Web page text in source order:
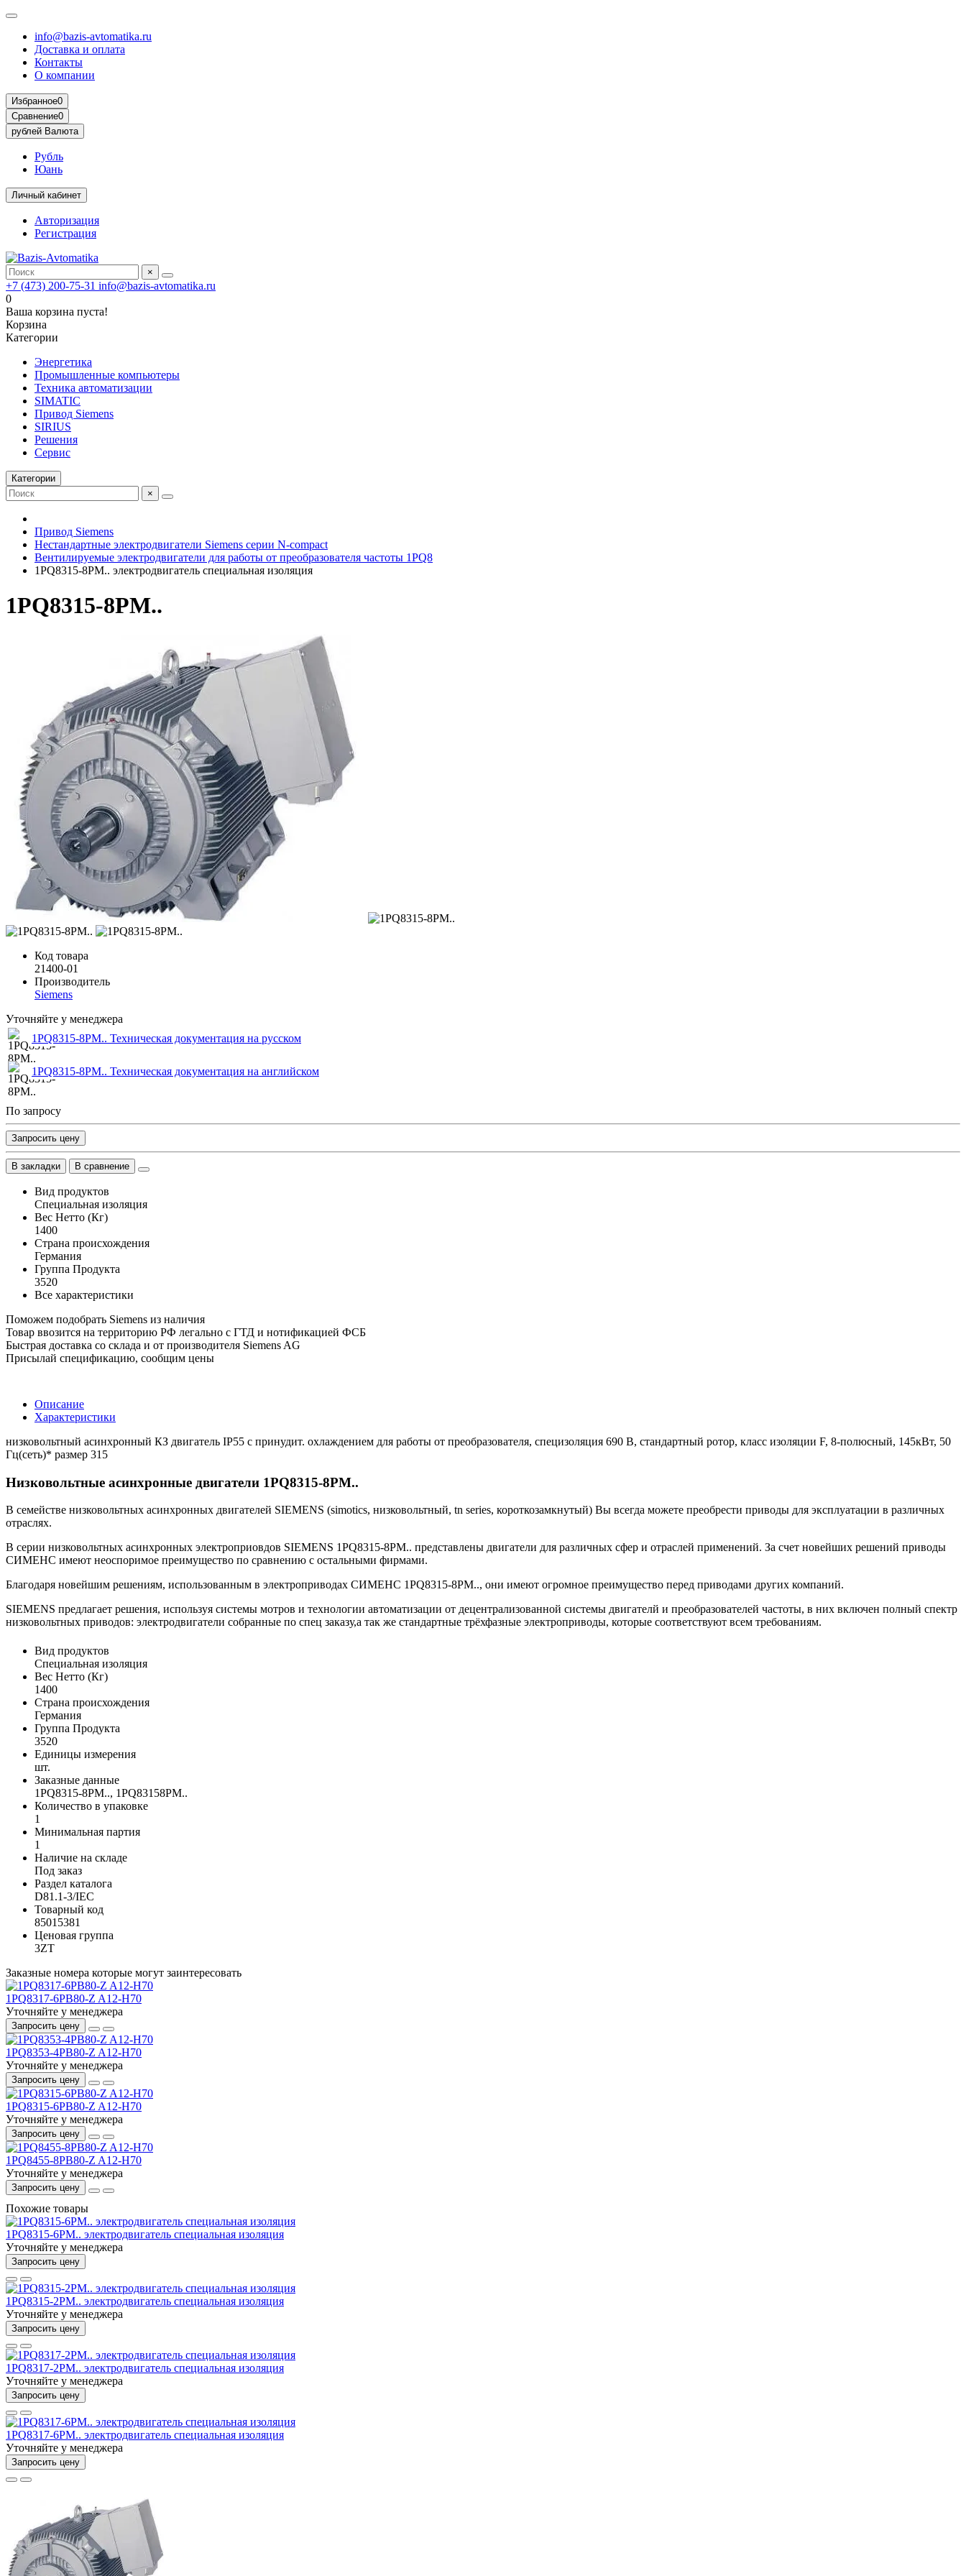
info@bazis-avtomatika.ru
Доставка и оплата
Контакты
О компании
Избранное0
Сравнение0
рублей Валюта
Рубль
Юань
Личный кабинет
Авторизация
Регистрация
×
+7 (473) 200-75-31 info@bazis-avtomatika.ru
0
Ваша корзина пуста!
Корзина
Категории
Энергетика
Промышленные компьютеры
Техника автоматизации
SIMATIC
Привод Siemens
SIRIUS
Решения
Сервис
Категории
×
Привод Siemens
Нестандартные электродвигатели Siemens серии N-compact
Вентилируемые электродвигатели для работы от преобразователя частоты 1PQ8
1PQ8315-8PM.. электродвигатель специальная изоляция
1PQ8315-8PM..
Код товара
21400-01
Производитель
Siemens
Уточняйте у менеджера
1PQ8315-8PM.. Техническая документация на русском
1PQ8315-8PM.. Техническая документация на английском
По запросу
Запросить цену
В закладки В сравнение
Вид продуктов
Специальная изоляция
Вес Нетто (Кг)
1400
Страна происхождения
Германия
Группа Продукта
3520
Все характеристики
Поможем подобрать Siemens из наличия
Товар ввозится на территорию РФ легально с ГТД и нотификацией ФСБ
Быстрая доставка со склада и от производителя Siemens AG
Присылай спецификацию, сообщим цены
Описание
Характеристики
низковольтный асинхронный КЗ двигатель IP55 с принудит. охлаждением для работы от преобразователя, специзоляция 690 В, стандартный ротор, класс изоляции F, 8-полюсный, 145кВт, 50
Гц(сеть)* размер 315
Низковольтные асинхронные двигатели 1PQ8315-8PM..
В семействе низковольтных асинхронных двигателей SIEMENS (simotics, низковольтный, tn series, короткозамкнутый) Вы всегда можете преобрести приводы для эксплуатации в различных
отраслях.
В серии низковольтных асинхронных электроприовдов SIEMENS 1PQ8315-8PM.. представлены двигатели для различных сфер и отраслей применений. За счет новейших решений приводы
СИМЕНС имеют неоспоримое преимущество по сравнению с остальными фирмами.
Благодаря новейшим решениям, использованным в электроприводах СИМЕНС 1PQ8315-8PM.., они имеют огромное преимущество перед приводами других компаний.
SIEMENS предлагает решения, используя системы мотров и технологии автоматизации от децентрализованной системы двигателй и преобразователей частоты, в них включен полный спектр
низковольтных приводов: электродвигатели собранные по спец заказу,а так же стандартные трёхфазные электроприводы, которые соответствуют всем требованиям.
Вид продуктов
Специальная изоляция
Вес Нетто (Кг)
1400
Страна происхождения
Германия
Группа Продукта
3520
Единицы измерения
шт.
Заказные данные
1PQ8315-8PM.., 1PQ83158PM..
Количество в упаковке
1
Минимальная партия
1
Наличие на складе
Под заказ
Раздел каталога
D81.1-3/IEC
Товарный код
85015381
Ценовая группа
3ZT
Заказные номера которые могут заинтересовать
1PQ8317-6PB80-Z A12-H70
Уточняйте у менеджера
Запросить цену
1PQ8353-4PB80-Z A12-H70
Уточняйте у менеджера
Запросить цену
1PQ8315-6PB80-Z A12-H70
Уточняйте у менеджера
Запросить цену
1PQ8455-8PB80-Z A12-H70
Уточняйте у менеджера
Запросить цену
Похожие товары
1PQ8315-6PM.. электродвигатель специальная изоляция
Уточняйте у менеджера
Запросить цену
1PQ8315-2PM.. электродвигатель специальная изоляция
Уточняйте у менеджера
Запросить цену
1PQ8317-2PM.. электродвигатель специальная изоляция
Уточняйте у менеджера
Запросить цену
1PQ8317-6PM.. электродвигатель специальная изоляция
Уточняйте у менеджера
Запросить цену